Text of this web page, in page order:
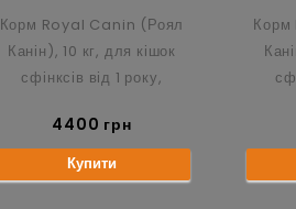
Корм Royal Canin (Роял
Канін), 10 кг, для кішок
сфінксів від 1 року,
4400 грн
Купити
Корм